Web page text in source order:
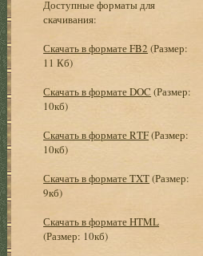
Доступные форматы для
скачивания:
Скачать в формате FB2 (Размер:
11 Кб)
Скачать в формате DOC (Размер:
10кб)
Скачать в формате RTF(Размер:
10кб)
Скачать в формате TXT(Размер:
9кб)
Скачать в формате HTML
(Размер: 10кб)